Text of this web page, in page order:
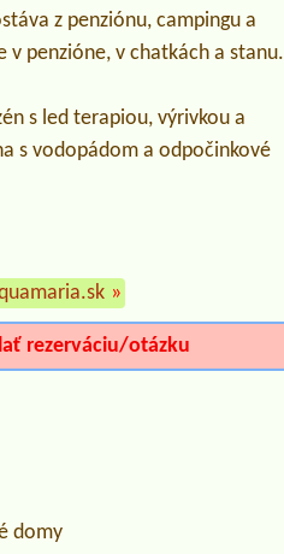
z penziónu, campingu a
penzióne, v chatkách a stanu.
s led terapiou, výrivkou a
s vodopádom a odpočinkové
»
rezerváciu/otázku
domy